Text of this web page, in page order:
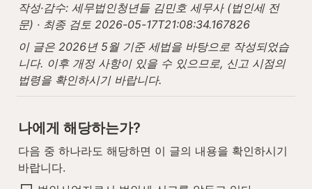
작성·감수: 세무법인청년들 김민호 세무사 (법인세 전
문) · 최종 검토 2026-05-17T21:08:34.167826
이 글은 2026년 5월 기준 세법을 바탕으로 작성되었습
니다. 이후 개정 사항이 있을 수 있으므로, 신고 시점의
법령을 확인하시기 바랍니다.
나에게 해당하는가?
다음 중 하나라도 해당하면 이 글의 내용을 확인하시기
바랍니다.